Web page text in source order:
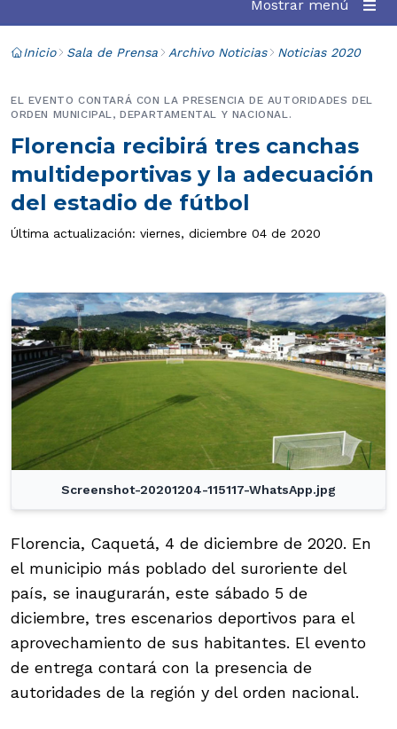
Mostrar menú
Inicio Sala de Prensa Archivo Noticias Noticias 2020
Florencia recibirá tres canchas
multideportivas y la adecuación
del estadio de fútbol
EL EVENTO CONTARÁ CON LA PRESENCIA DE AUTORIDADES DEL
ORDEN MUNICIPAL, DEPARTAMENTAL Y NACIONAL.
Última actualización: viernes, diciembre 04 de 2020
Screenshot-20201204-115117-WhatsApp.jpg
Florencia, Caquetá, 4 de diciembre de 2020. En
el municipio más poblado del suroriente del
país, se inaugurarán, este sábado 5 de
diciembre, tres escenarios deportivos para el
aprovechamiento de sus habitantes. El evento
de entrega contará con la presencia de
autoridades de la región y del orden nacional.